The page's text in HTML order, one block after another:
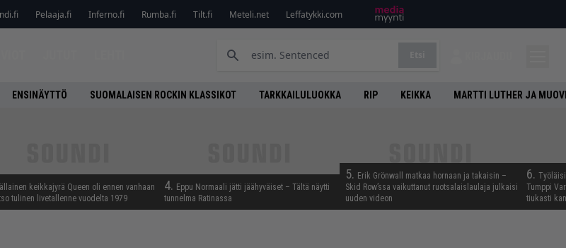
Pelaaja.fi Inferno.fi Rumba.fi Tilt.fi Meteli.net Leffatykki.com
ENSINÄYTTÖ SUOMALAISEN ROCKIN KLASSIKOT TARKKAILULUOKKA RIP KEIKKA MARTTI LUTHER JA
keikkajyrä Queen oli ennen vanhaan
tulinen livetallenne vuodelta 1979
4. Eppu Normaali jätti jäähyväiset – Tältä näytti
tunnelma Ratinassa
5. Erik Grönwall matkaa hornaan ja takaisin –
Skid Row’ssa vaikuttanut ruotsalaislaulaja julkaisi
uuden videon
6.
Tumppi
tiukasti